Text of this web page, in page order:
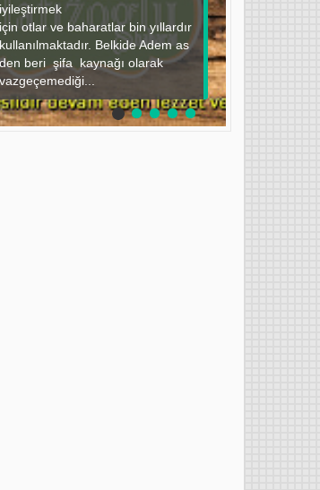
iyileştirmek
için otlar ve baharatlar bin yıllardır
kullanılmaktadır. Belkide Adem as
den beri şifa kaynağı olarak
vazgeçemediği...